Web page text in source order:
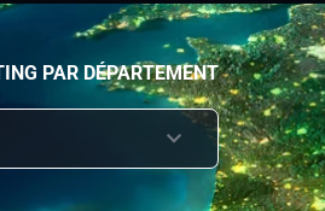
PAR DÉPARTEMENT